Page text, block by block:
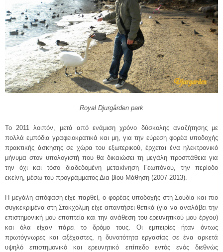
Royal Djurgården park
Το 2011 λοιπόν, μετά από ενάμιση χρόνο δύσκολης αναζήτησης με
πολλά εμπόδια γραφειοκρατικά και μη, για την εύρεση φορέα υποδοχής
πρακτικής άσκησης σε χώρα του εξωτερικού, έρχεται ένα ηλεκτρονικό
μήνυμα στον υπολογιστή που θα δικαιώσει τη μεγάλη προσπάθεια για
την όχι και τόσο διαδεδομένη μετακίνηση Γεωπόνου, την περίοδο
εκείνη, μέσω του προγράμματος Δια βίου Μάθηση (2007-2013).
Η μεγάλη απόφαση είχε παρθεί, ο φορέας υποδοχής στη Σουδία και πιο
συγκεκριμένα στη Στοκχόλμη είχε απαντήσει θετικά (για να αναλάβει την
επιστημονική μου εποπτεία και την ανάθεση του ερευνητικού μου έργου)
και όλα είχαν πάρει το δρόμο τους. Οι εμπειρίες ήταν όντως
πρωτόγνωρες και αξέχαστες, η δυνατότητα εργασίας σε ένα αρκετά
υψηλό επιστημονικό και ερευνητικό επίπεδο εντός ενός διεθνώς